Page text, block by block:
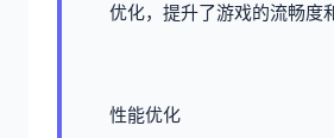
优化，提升了游戏的流畅度
性能优化